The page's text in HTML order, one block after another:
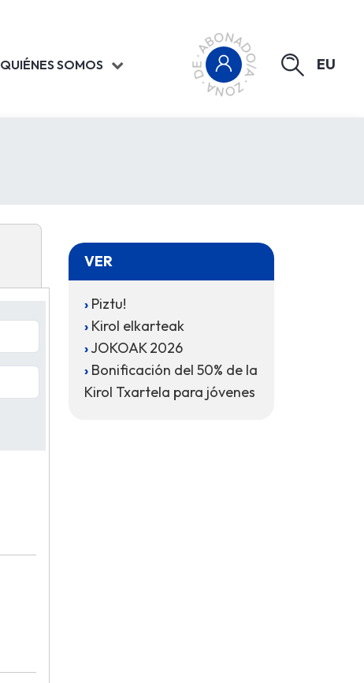
QUIÉNES SOMOS EU
VER
Piztu!
Kirol elkarteak
JOKOAK 2026
Bonificación del 50% de la
Kirol Txartela para jóvenes